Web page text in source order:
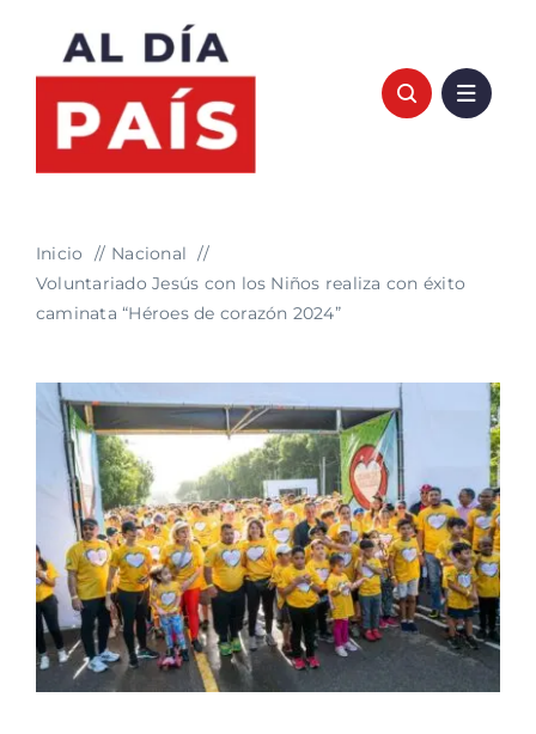
contenido
Inicio
Nacional
Voluntariado Jesús con los Niños realiza con éxito
caminata “Héroes de corazón 2024”